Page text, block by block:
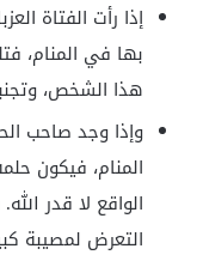
إذا رأت الفتاة
بها في المنام،
هذا الشخص،
وإذا وجد صاحب
المنام، فيكون
الواقع لا قدر
التعرض لمصيبة